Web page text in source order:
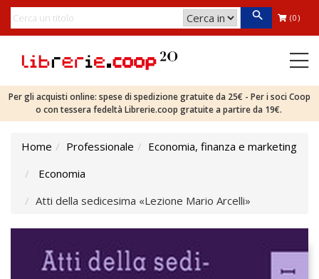
(0)
Per gli acquisti online: spese di spedizione gratuite da 25€ - Per i soci Coop
o con tessera fedeltà Librerie.coop gratuite a partire da 19€.
Home Professionale
Economia, finanza e marketing
Economia
Atti della sedicesima «Lezione Mario Arcelli»